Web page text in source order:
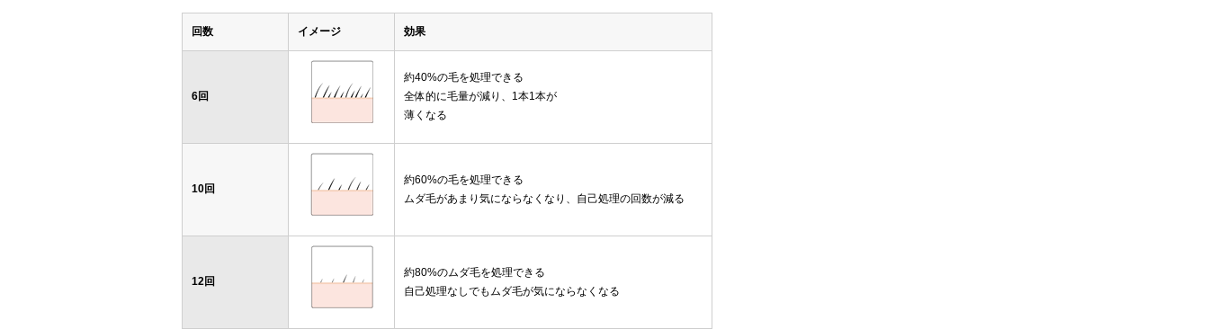
回数 イメージ 効果
6回
約40%の毛を処理できる
全体的に毛量が減り、1本1本が
薄くなる
10回
約60%の毛を処理できる
ムダ毛があまり気にならなくなり、自己処理の回数が減る
12回
約80%のムダ毛を処理できる
自己処理なしでもムダ毛が気にならなくなる